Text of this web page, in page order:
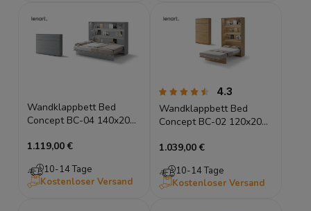
Wandklappbett Bed
Concept BC-04 140x200
Lenart Gästebett Grau
1.119,00 €
10-14 Tage
Kostenloser Versand
4.3
Wandklappbett Bed
Concept BC-02 120x200
Lenart Gästebett Eiche
1.039,00 €
10-14 Tage
Kostenloser Versand